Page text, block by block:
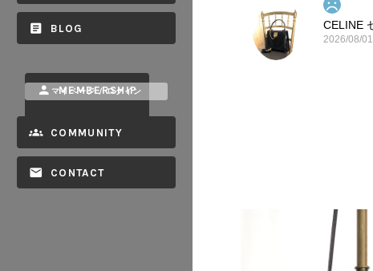
BLOG
MEMBERSHIP
マイページ / ログイン
COMMUNITY
CONTACT
2026/08/01